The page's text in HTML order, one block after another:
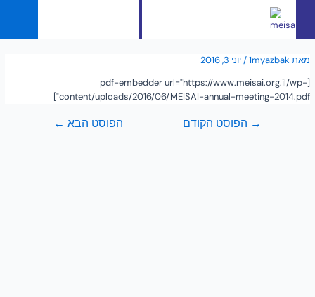
מאת 1myazbak
/יוני 3, 2016
[pdf-embedder url="https://www.meisai.org.il/wp-
content/uploads/2016/06/MEISAI-annual-meeting-2014.pdf"]
→ הפוסט הקודם הפוסט הבא ←